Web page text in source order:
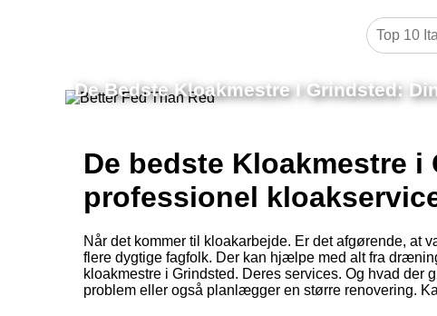
De Bedste Kloakmestre I Grindsted:
De bedste Kloakmestre
professionel
Når det kommer til kloakarbejde. Er det afgørende, at
flere dygtige fagfolk. Der kan hjælpe med alt fra
kloakmestre i Grindsted. Deres services. Og hvad der
problem eller også planlægger en større renovering.